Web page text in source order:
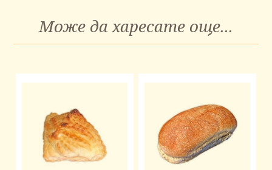
Може да харесате още...